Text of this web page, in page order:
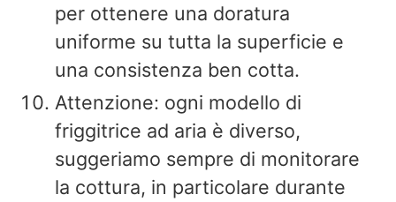
per ottenere una doratura
uniforme su tutta la superficie e
una consistenza ben cotta.
Attenzione: ogni modello di
friggitrice ad aria è diverso,
suggeriamo sempre di monitorare
la cottura, in particolare durante